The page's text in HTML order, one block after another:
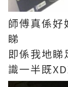
師傅真係
睇
即係我地
識一半既